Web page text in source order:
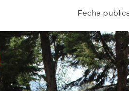
Fecha